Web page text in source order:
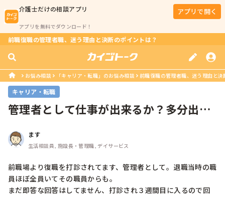
介護士だけの相談アプリ
アプリを無料でダウンロード！
アプリで開く
前職復職の管理者職、迷う理由と決断のポイントは？
お悩み相談 「キャリア・転職」のお悩み相談 前職復職の管理者職、迷う理由と
キャリア・転職
管理者として仕事が出来るか？多分出来
ます
生活相談員, 施設長・管理職, デイサービス
前職場より復職を打診されてます、管理者として。退職当時の職
員ほぼ全員いてその職員からも。
まだ即答な回答はしてません、打診され３週間目に入るので回